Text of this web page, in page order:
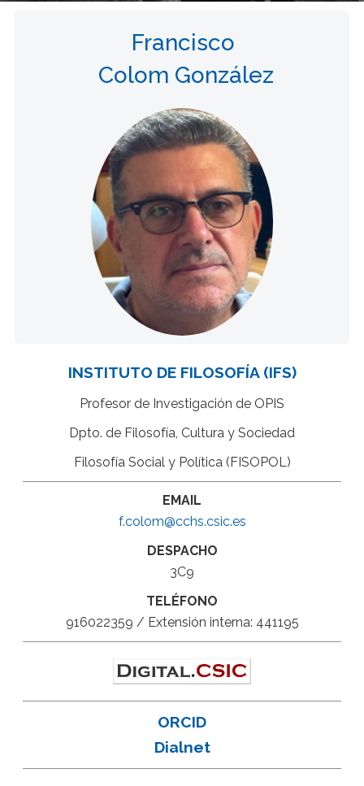
Francisco
Colom González
INSTITUTO DE FILOSOFÍA (IFS)
Profesor de Investigación de OPIS
Dpto. de Filosofía, Cultura y Sociedad
Filosofía Social y Política (FISOPOL)
EMAIL
f.colom@cchs.csic.es
DESPACHO
3C9
TELÉFONO
916022359 / Extensión interna: 441195
ORCID
Dialnet